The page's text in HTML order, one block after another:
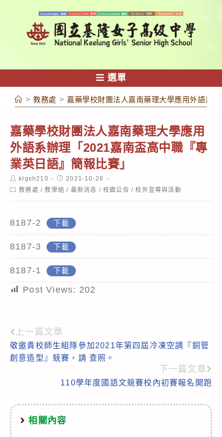
容
選單
> 教務處 > 嘉藥學校財團法人嘉南藥理大學應用外語系
嘉藥學校財團法人嘉南藥理大學應用
外語系辦理「2021嘉南盃高中職『專
業英日語』簡報比賽」
Post
author:
klgsh210
Post
published:
2021-10-28
Post教務處 / 教學組 / 最新消息 / 校園公告 / 校外宣導與活動
8187-2 下載
8187-3 下載
8187-1 下載
Post Views: 202
Read
more
上一篇文章
敬邀貴校師生組隊參加2021年第四屆冷凍空調『銅管
創意造型』競賽，請 查照。
下一篇文章
110學年度國語文競賽校內初賽報名開跑
相關內容